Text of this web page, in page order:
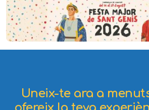
Uneix-te ara a